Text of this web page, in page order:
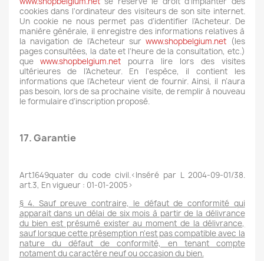
cookies dans l'ordinateur des visiteurs de son site internet.
Un cookie ne nous permet pas d’identifier l’Acheteur. De
manière générale, il enregistre des informations relatives à
la navigation de l’Acheteur surwww.shopbelgium.net (les
pages consultées, la date et l'heure de la consultation, etc.)
quewww.shopbelgium.net pourra lire lors des visites
ultérieures de l’Acheteur. En l'espèce, il contient les
informations que l’Acheteur vient de fournir. Ainsi, il n’aura
pas besoin, lors de sa prochaine visite, de remplir à nouveau
le formulaire d’inscription proposé.
17. Garantie
Art.1649quater du code civil.<Inséré par L 2004-09-01/38.
art.3, En vigueur : 01-01-2005>
§4. Sauf preuve contraire, le défaut de conformité qui
apparait dans un délai de six mois à partir de la délivrance
du bien est présumé exister au moment de la délivrance,
sauf lorsque cette présemption n'est pas compatible avec la
nature du défaut de conformité, en tenant compte
notament du caractère neuf ou occasion du bien.